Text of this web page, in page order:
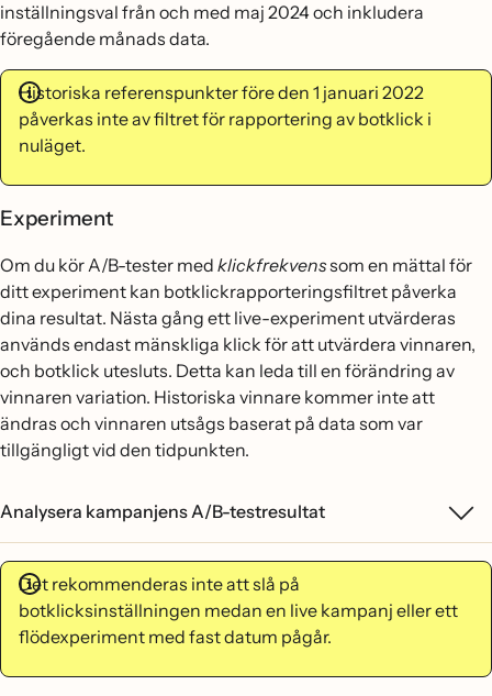
inställningsval från och med maj 2024 och inkludera
föregående månads data.
Historiska referenspunkter före den 1 januari 2022
påverkas inte av filtret för rapportering av botklick i
nuläget.
Experiment
Om du kör A/B-tester med klickfrekvenssom en mättal för
ditt experiment kan botklickrapporteringsfiltret påverka
dina resultat. Nästa gång ett live-experiment utvärderas
används endast mänskliga klick för att utvärdera vinnaren,
och botklick utesluts. Detta kan leda till en förändring av
vinnaren variation. Historiska vinnare kommer inte att
ändras och vinnaren utsågs baserat på data som var
tillgängligt vid den tidpunkten.
Analysera kampanjens A/B-testresultat
Det rekommenderas inte att slå på
botklicksinställningen medan en live kampanj eller ett
flödexperiment med fast datum pågår.